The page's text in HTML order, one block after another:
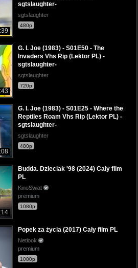
sgtslaughter-
sgtslaughter
480p
G. I. Joe (1983) - S01E50 - The
Invaders Vhs Rip (Lektor PL) -
sgtslaughter-
sgtslaughter
720p
G. I. Joe (1983) - S01E25 - Where the
Reptiles Roam Vhs Rip (Lektor PL) -
sgtslaughter-
sgtslaughter
480p
Budda. Dzieciak '98 (2024) Cały film
PL
KinoSwiat
premium
1080p
Popek za życia (2017) Cały film PL
Netlook
premium
1080p